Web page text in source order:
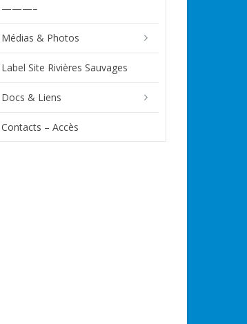
———–
Médias & Photos
Label Site Rivières Sauvages
Docs & Liens
Contacts – Accès